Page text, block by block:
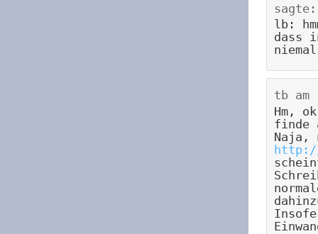
sagte:
lb:
dass
tb am
Hm,
finde
Naja,